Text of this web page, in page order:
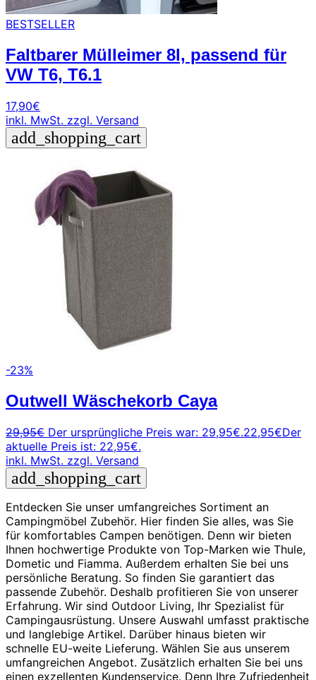
BESTSELLER
Faltbarer Mülleimer 8l, passend für
VW T6, T6.1
17,90€
inkl. MwSt. zzgl. Versand
add_shopping_cart
-23%
Outwell Wäschekorb Caya
29,95€ Der ursprüngliche Preis war: 29,95€.22,95€Der
aktuelle Preis ist: 22,95€.
inkl. MwSt. zzgl. Versand
add_shopping_cart
Entdecken Sie unser umfangreiches Sortiment an
Campingmöbel Zubehör. Hier finden Sie alles, was Sie
für komfortables Campen benötigen. Denn wir bieten
Ihnen hochwertige Produkte von Top-Marken wie Thule,
Dometic und Fiamma. Außerdem erhalten Sie bei uns
persönliche Beratung. So finden Sie garantiert das
passende Zubehör. Deshalb profitieren Sie von unserer
Erfahrung. Wir sind Outdoor Living, Ihr Spezialist für
Campingausrüstung. Unsere Auswahl umfasst praktische
und langlebige Artikel. Darüber hinaus bieten wir
schnelle EU-weite Lieferung. Wählen Sie aus unserem
umfangreichen Angebot. Zusätzlich erhalten Sie bei uns
einen exzellenten Kundenservice. Denn Ihre Zufriedenheit